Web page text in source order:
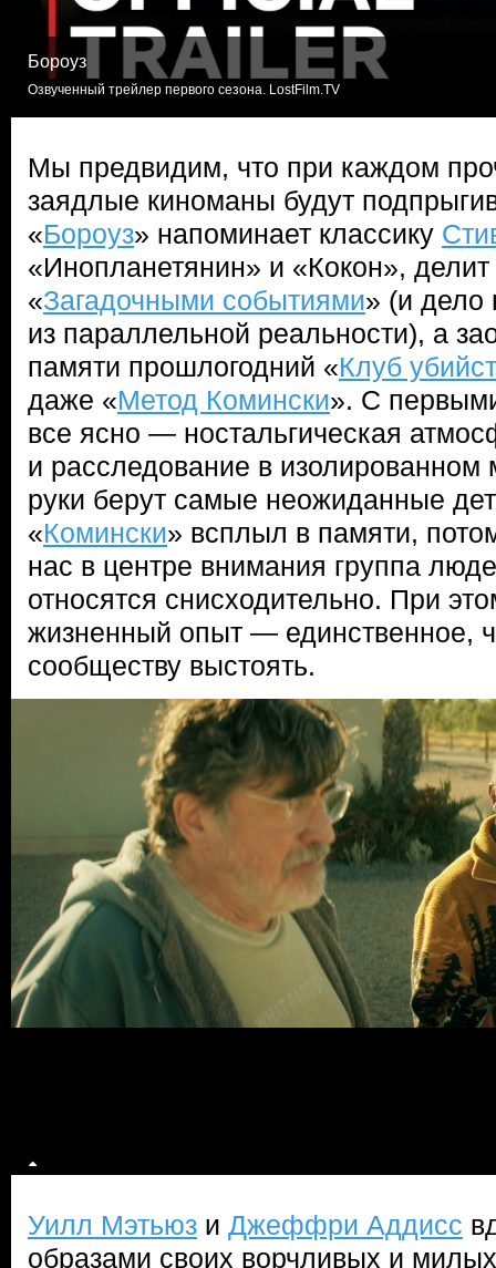
Бороуз
Озвученный трейлер первого сезона. LostFilm.TV
Мы предвидим, что при каждом
заядлые киноманы будут
«Бороуз» напоминает классику
«Инопланетянин» и «Кокон»,
«Загадочными событиями» (и дело
из параллельной реальности), а
памяти прошлогодний «Клуб
даже «Метод Комински». С
все ясно — ностальгическая
и расследование в изолированном
руки берут самые неожиданные
«Комински» всплыл в памяти,
нас в центре внимания группа
относятся снисходительно. При
жизненный опыт — единственное,
сообществу выстоять.
Уилл Мэтьюз и Джеффри Аддисс
образами своих ворчливых и